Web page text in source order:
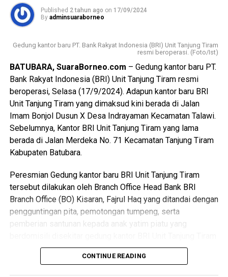
Published 2 tahun ago on 17/09/2024
By adminsuaraborneo
Gedung kantor baru PT. Bank Rakyat Indonesia (BRI) Unit Tanjung Tiram
resmi beroperasi. (Foto/Ist)
BATUBARA, SuaraBorneo.com – Gedung kantor baru PT.
Bank Rakyat Indonesia (BRI) Unit Tanjung Tiram resmi
beroperasi, Selasa (17/9/2024). Adapun kantor baru BRI
Unit Tanjung Tiram yang dimaksud kini berada di Jalan
Imam Bonjol Dusun X Desa Indrayaman Kecamatan Talawi.
Sebelumnya, Kantor BRI Unit Tanjung Tiram yang lama
berada di Jalan Merdeka No. 71 Kecamatan Tanjung Tiram
Kabupaten Batubara.
Peresmian Gedung kantor baru BRI Unit Tanjung Tiram
tersebut dilakukan oleh Branch Office Head Bank BRI
Branch Office (BO) Kisaran, Fajrul Haq yang ditandai dengan
pengguntingan pita, pemotongan tumpeng, serta
pemberian santunan kepada anak yatim piatu yang
yang baru.
CONTINUE READING